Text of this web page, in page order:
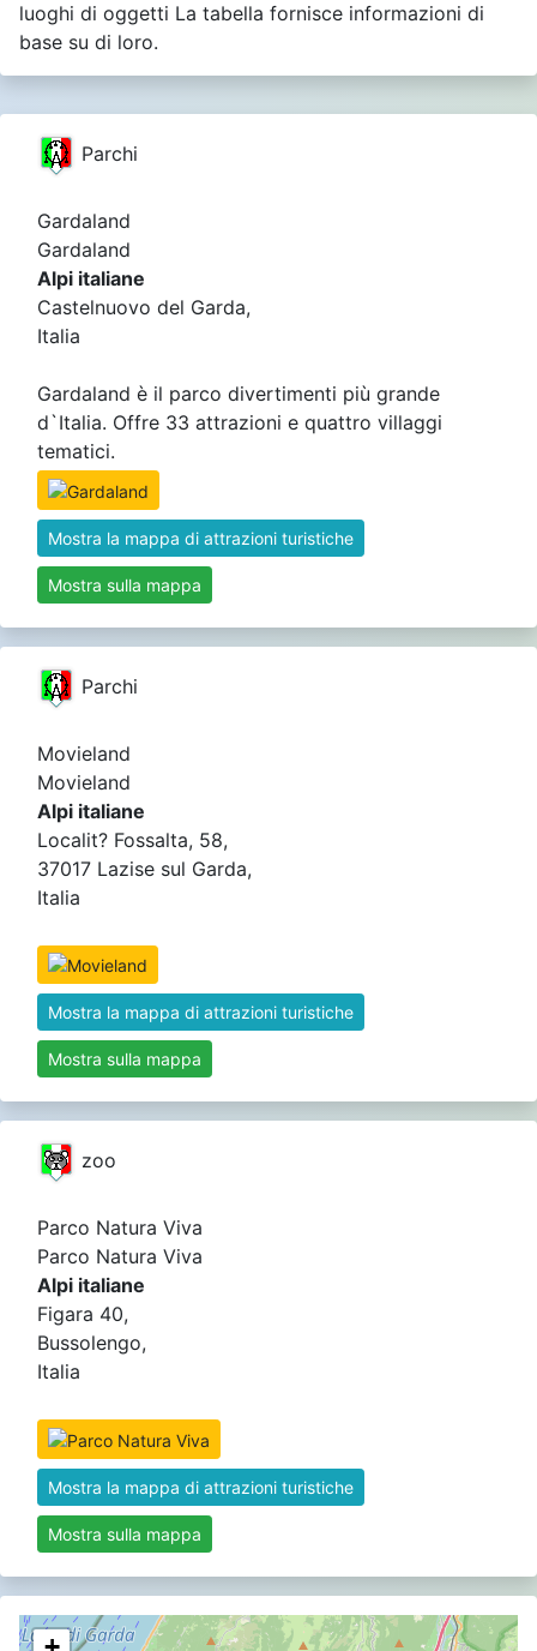
luoghi di oggetti La tabella fornisce informazioni di
base su di loro.
Parchi
Gardaland
Gardaland
Alpi italiane
Castelnuovo del Garda,
Italia
Gardaland è il parco divertimenti più grande
d`Italia. Offre 33 attrazioni e quattro villaggi
tematici.
Mostra la mappa di attrazioni turistiche
Mostra sulla mappa
Parchi
Movieland
Movieland
Alpi italiane
Localit? Fossalta, 58,
37017 Lazise sul Garda,
Italia
Mostra la mappa di attrazioni turistiche
Mostra sulla mappa
zoo
Parco Natura Viva
Parco Natura Viva
Alpi italiane
Figara 40,
Bussolengo,
Italia
Mostra la mappa di attrazioni turistiche
Mostra sulla mappa